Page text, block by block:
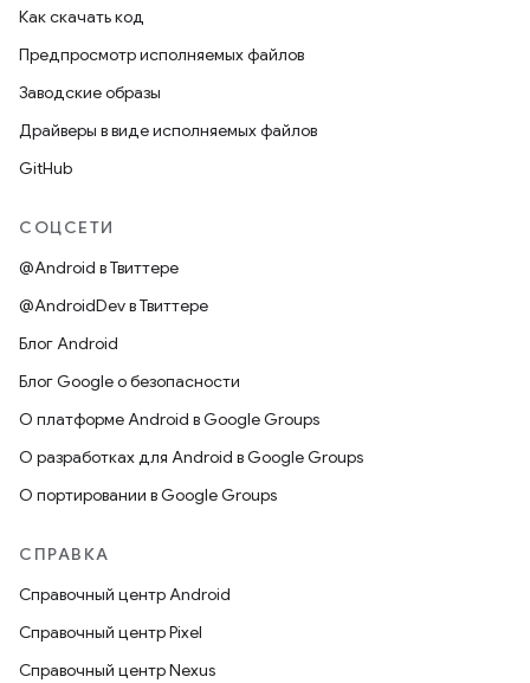
Как скачать код
Предпросмотр исполняемых файлов
Заводские образы
Драйверы в виде исполняемых файлов
GitHub
СОЦСЕТИ
@Android в Твиттере
@AndroidDev в Твиттере
Блог Android
Блог Google о безопасности
О платформе Android в Google Groups
О разработках для Android в Google Groups
О портировании в Google Groups
СПРАВКА
Справочный центр Android
Справочный центр Pixel
Справочный центр Nexus